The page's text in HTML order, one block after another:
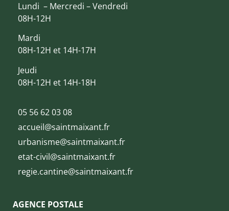
Lundi – Mercredi – Vendredi
08H-12H
Mardi
08H-12H et 14H-17H
Jeudi
08H-12H et 14H-18H
05 56 62 03 08
accueil@saintmaixant.fr
urbanisme@saintmaixant.fr
etat-civil@saintmaixant.fr
regie.cantine@saintmaixant.fr
AGENCE POSTALE